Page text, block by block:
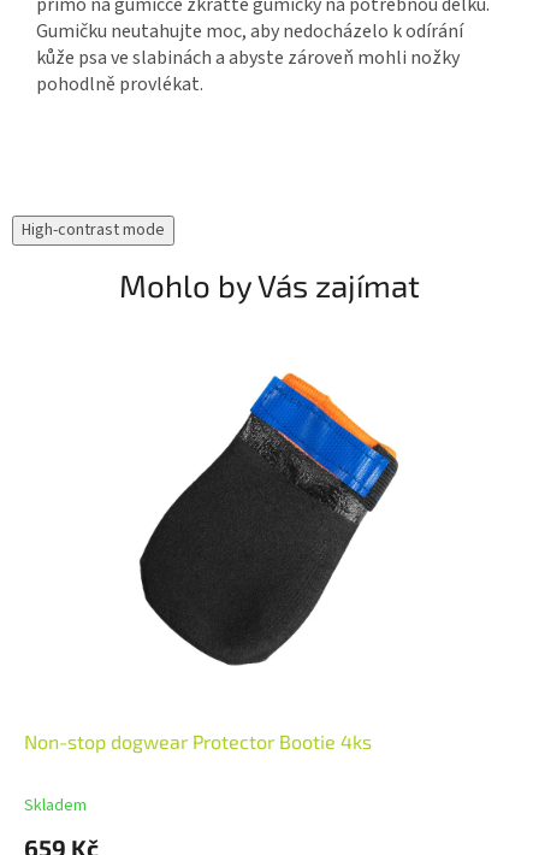
Gumičku neutahujte moc, aby nedocházelo k odírání
kůže psa ve slabinách a abyste zároveň mohli nožky
pohodlně provlékat.
High-contrast mode
Mohlo by Vás zajímat
Non-stop dogwear Protector Bootie 4ks
Skladem
659 Kč